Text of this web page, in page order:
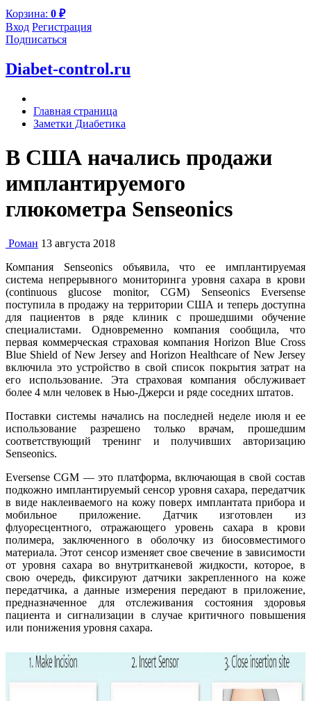
Корзина: 0 ₽
Вход Регистрация
Подписаться
Diabet-control.ru
Главная страница
Заметки Диабетика
В США начались продажи
имплантируемого
глюкометра Senseonics
Роман 13 августа 2018
Компания Senseonics объявила, что ее имплантируемая
система непрерывного мониторинга уровня сахара в крови
(continuous glucose monitor, CGM) Senseonics Eversense
поступила в продажу на территории США и теперь доступна
для пациентов в ряде клиник с прошедшими обучение
специалистами. Одновременно компания сообщила, что
первая коммерческая страховая компания Horizon Blue Cross
Blue Shield of New Jersey and Horizon Healthcare of New Jersey
включила это устройство в свой список покрытия затрат на
его использование. Эта страховая компания обслуживает
более 4 млн человек в Нью-Джерси и ряде соседних штатов.
Поставки системы начались на последней неделе июля и ее
использование разрешено только врачам, прошедшим
соответствующий тренинг и получивших авторизацию
Senseonics.
Eversense CGM — это платформа, включающая в свой состав
подкожно имплантируемый сенсор уровня сахара, передатчик
в виде наклеиваемого на кожу поверх имплантата прибора и
мобильное приложение. Датчик изготовлен из
флуоресцентного, отражающего уровень сахара в крови
полимера, заключенного в оболочку из биосовместимого
материала. Этот сенсор изменяет свое свечение в зависимости
от уровня сахара во внутритканевой жидкости, которое, в
свою очередь, фиксируют датчики закрепленного на коже
передатчика, а данные измерения передают в приложение,
предназначенное для отслеживания состояния здоровья
пациента и сигнализации в случае критичного повышения
или понижения уровня сахара.